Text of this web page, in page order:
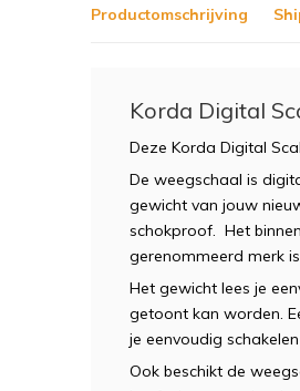
Productomschrijving
Korda Digital
Deze Korda Digital
De weegschaal is
gewicht van jouw
schokproof. Het
gerenommeerd merk
Het gewicht lees je
getoont kan worden.
je eenvoudig
Ook beschikt de